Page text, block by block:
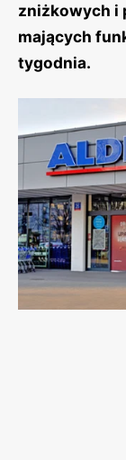
zniżkowych i
mających
tygodnia.